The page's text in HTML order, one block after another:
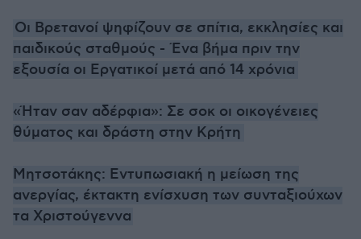
Οι Βρετανοί ψηφίζουν σε σπίτια, εκκλησίες και
παιδικούς σταθμούς - Ένα βήμα πριν την
εξουσία οι Εργατικοί μετά από 14 χρόνια
«Ήταν σαν αδέρφια»: Σε σοκ οι οικογένειες
θύματος και δράστη στην Κρήτη
Mητσοτάκης: Εντυπωσιακή η μείωση της
ανεργίας, έκτακτη ενίσχυση των συνταξιούχων
τα Χριστούγεννα